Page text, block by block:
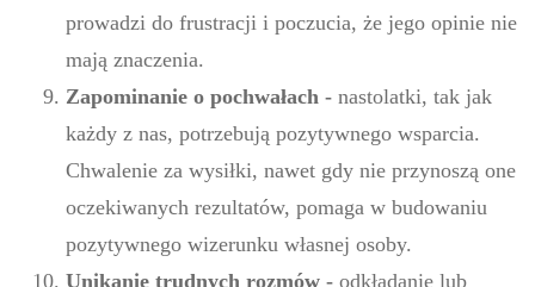
prowadzi do frustracji i poczucia, że jego opinie nie
mają znaczenia.
Zapominanie o pochwałach - nastolatki, tak jak
każdy z nas, potrzebują pozytywnego wsparcia.
Chwalenie za wysiłki, nawet gdy nie przynoszą one
oczekiwanych rezultatów, pomaga w budowaniu
pozytywnego wizerunku własnej osoby.
Unikanie trudnych rozmów - odkładanie lub